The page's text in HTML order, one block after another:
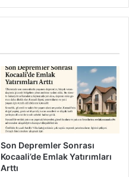
Son Depremler Sonrası
Kocaali’de Emlak Yatırımları
Arttı